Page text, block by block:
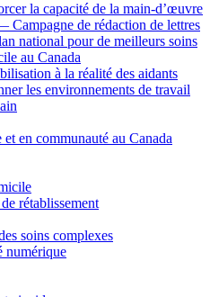
la capacité de la main-d’œuvre
Campagne de rédaction de lettres
national pour de meilleurs soins
au Canada
à la réalité des aidants
les environnements de travail
en communauté au Canada
rétablissement
soins complexes
numérique